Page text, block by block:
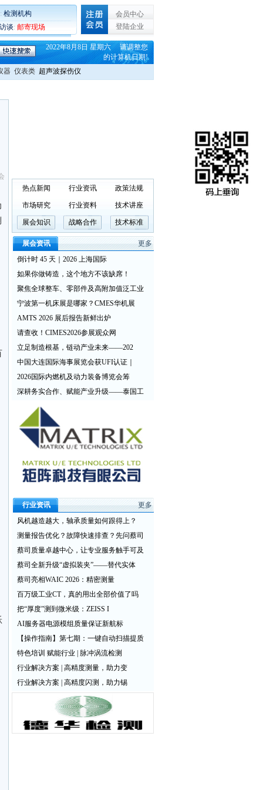
: 检测机构
谈: 邮寄现场
会员中心
登陆企业
2022年8月8日 星期六 请调整您
的计算机日期!
器 仪表类 超声波探伤仪
热点新闻 行业资讯 政策法规
市场研究 行业资料 技术讲座
展会知识 战略合作 技术标准
展会资讯
更多
倒计时 45 天｜2026 上海国际
如果你做铸造，这个地方不该缺席！
聚焦全球整车、零部件及高附加值泛工业
宁波第一机床展是哪家？CMES华机展
AMTS 2026 展后报告新鲜出炉
请查收！CIMES2026参展观众网
立足制造根基，链动产业未来——202
中国大连国际海事展览会获UFI认证｜
2026国际内燃机及动力装备博览会筹
深耕务实合作、赋能产业升级——泰国工
行业资讯
更多
风机越造越大，轴承质量如何跟得上？
测量报告优化？故障快速排查？先问蔡司
蔡司质量卓越中心，让专业服务触手可及
蔡司全新升级“虚拟装夹”——替代实体
蔡司亮相WAIC 2026：精密测量
百万级工业CT，真的用出全部价值了吗
把“厚度”测到微米级：ZEISS I
AI服务器电源模组质量保证新航标
【操作指南】第七期：一键自动扫描提质
特色培训 赋能行业 | 脉冲涡流检测
行业解决方案 | 高精度测量，助力变
行业解决方案 | 高精度闪测，助力锡